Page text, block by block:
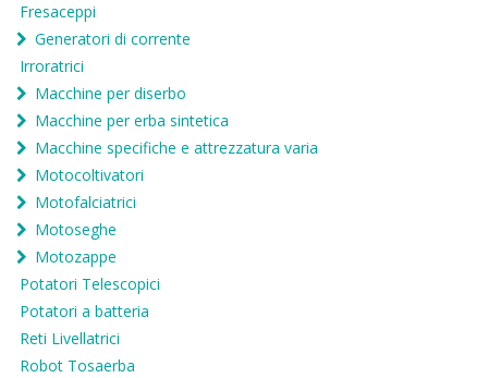
Fresaceppi
Generatori di corrente
Irroratrici
Macchine per diserbo
Macchine per erba sintetica
Macchine specifiche e attrezzatura varia
Motocoltivatori
Motofalciatrici
Motoseghe
Motozappe
Potatori Telescopici
Potatori a batteria
Reti Livellatrici
Robot Tosaerba